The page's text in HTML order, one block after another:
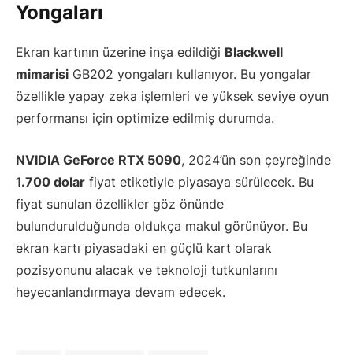
Yongaları
Ekran kartının üzerine inşa edildiği Blackwell
mimarisi GB202 yongaları kullanıyor. Bu yongalar
özellikle yapay zeka işlemleri ve yüksek seviye oyun
performansı için optimize edilmiş durumda.
NVIDIA GeForce RTX 5090, 2024’ün son çeyreğinde
1.700 dolar fiyat etiketiyle piyasaya sürülecek. Bu
fiyat sunulan özellikler göz önünde
bulundurulduğunda oldukça makul görünüyor. Bu
ekran kartı piyasadaki en güçlü kart olarak
pozisyonunu alacak ve teknoloji tutkunlarını
heyecanlandırmaya devam edecek.